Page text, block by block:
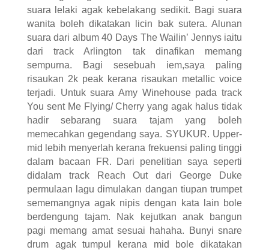
suara lelaki agak kebelakang sedikit. Bagi suara
wanita boleh dikatakan licin bak sutera. Alunan
suara dari album 40 Days The Wailin’ Jennys iaitu
dari track Arlington tak dinafikan memang
sempurna. Bagi sesebuah iem,saya paling
risaukan 2k peak kerana risaukan metallic voice
terjadi. Untuk suara Amy Winehouse pada track
You sent Me Flying/ Cherry yang agak halus tidak
hadir sebarang suara tajam yang boleh
memecahkan gegendang saya. SYUKUR. Upper-
mid lebih menyerlah kerana frekuensi paling tinggi
dalam bacaan FR. Dari penelitian saya seperti
didalam track Reach Out dari George Duke
permulaan lagu dimulakan dangan tiupan trumpet
sememangnya agak nipis dengan kata lain bole
berdengung tajam. Nak kejutkan anak bangun
pagi memang amat sesuai hahaha. Bunyi snare
drum agak tumpul kerana mid bole dikatakan